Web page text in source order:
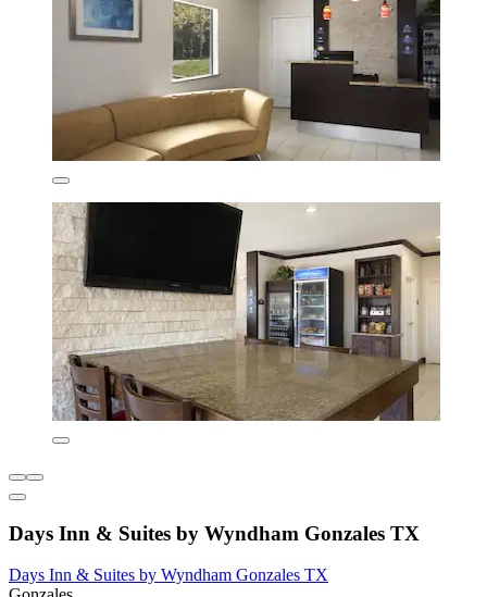
Days Inn & Suites by Wyndham Gonzales TX
Days Inn & Suites by Wyndham Gonzales TX